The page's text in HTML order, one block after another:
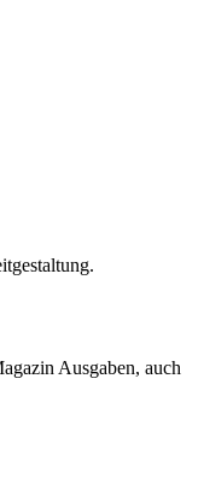
Ausgaben, auch